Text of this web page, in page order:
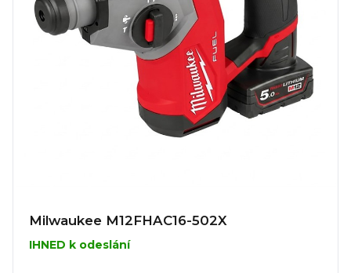
Milwaukee M12FHAC16-502X
IHNED k odeslání